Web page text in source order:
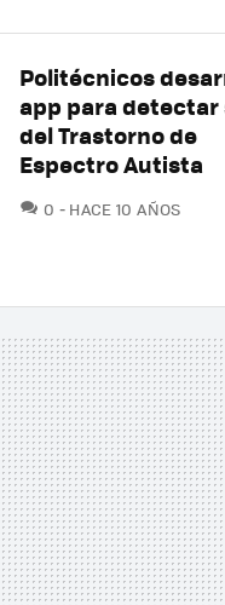
Politécnicos
app para detectar
del Trastorno de
Espectro Autista
0 COMENTARIOS
HACE 10 AÑOS